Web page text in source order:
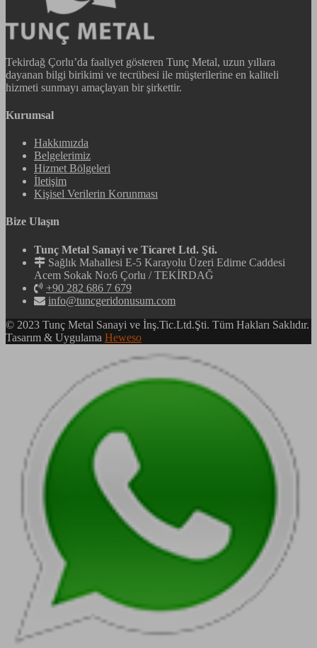
Tekirdağ Çorlu’da faaliyet gösteren Tunç Metal, uzun yıllara
dayanan bilgi birikimi ve tecrübesi ile müşterilerine en kaliteli
hizmeti sunmayı amaçlayan bir şirkettir.
Kurumsal
Hakkımızda
Belgelerimiz
Hizmet Bölgeleri
İletişim
Kişisel Verilerin Korunması
Bize Ulaşın
Tunç Metal Sanayi ve Ticaret Ltd. Şti.
Sağlık Mahallesi E-5 Karayolu Üzeri Edirne Caddesi
Acem Sokak No:6 Çorlu / TEKİRDAĞ
+90 282 686 7 679
info@tuncgeridonusum.com
© 2023 Tunç Metal Sanayi ve İnş.Tic.Ltd.Şti. Tüm Hakları Saklıdır.
Tasarım & Uygulama Heweso